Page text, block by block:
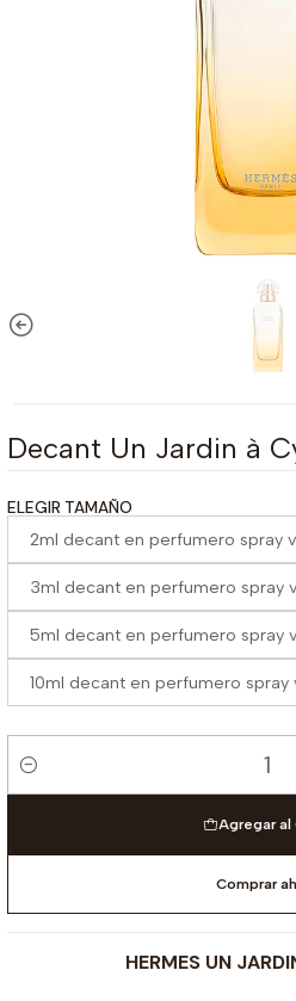
Decant Un Jardin à
ELEGIR TAMAÑO
2ml decant en perfumero spray
3ml decant en perfumero spray
5ml decant en perfumero spray
10ml decant en perfumero spray
Cantidad
Agregar al
Comprar
HERMES UN